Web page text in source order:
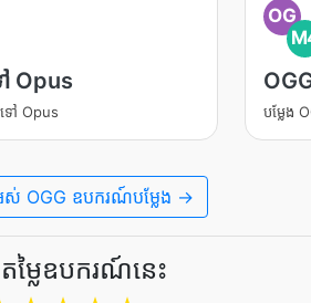
Opus
ទៅ Opus
OG
បម្លែង
ស់ OGG ឧបករណ៍បម្លែង →
ម្លៃឧបករណ៍នេះ